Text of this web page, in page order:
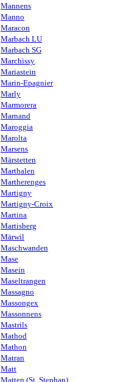
Mannens
Manno
Maracon
Marbach LU
Marbach SG
Marchissy
Mariastein
Marin-Epagnier
Marly
Marmorera
Marnand
Maroggia
Marolta
Marsens
Märstetten
Marthalen
Martherenges
Martigny
Martigny-Croix
Martina
Martisberg
Märwil
Maschwanden
Mase
Masein
Maseltrangen
Massagno
Massongex
Massonnens
Mastrils
Mathod
Mathon
Matran
Matt
Matten (St. Stephan)